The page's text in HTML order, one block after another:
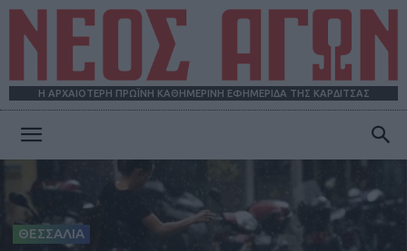
Η ΑΡΧΑΙΟΤΕΡΗ ΠΡΩΪΝΗ ΚΑΘΗΜΕΡΙΝΗ ΕΦΗΜΕΡΙΔΑ ΤΗΣ ΚΑΡΔΙΤΣΑΣ
ΑΓΩΝ
ΘΕΣΣΑΛΙΑ